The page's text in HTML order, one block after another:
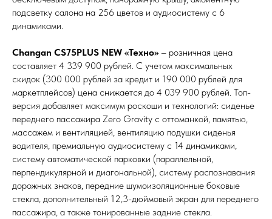
подсветку салона на 256 цветов и аудиосистему с 6
динамиками.
Changan CS75PLUS NEW «Техно» – розничная цена
составляет 4 339 900 рублей. С учетом максимальных
скидок (300 000 рублей за кредит и 190 000 рублей для
маркетплейсов) цена снижается до 4 039 900 рублей. Топ-
версия добавляет максимум роскоши и технологий: сиденье
переднего пассажира Zero Gravity с оттоманкой, памятью,
массажем и вентиляцией, вентиляцию подушки сиденья
водителя, премиальную аудиосистему с 14 динамиками,
систему автоматической парковки (параллельной,
перпендикулярной и диагональной), систему распознавания
дорожных знаков, передние шумоизоляционные боковые
стекла, дополнительный 12,3-дюймовый экран для переднего
пассажира, а также тонированные задние стекла.